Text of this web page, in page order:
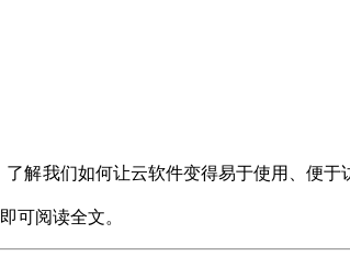
我们如何让云软件变得易于使用、便于
可阅读全文。